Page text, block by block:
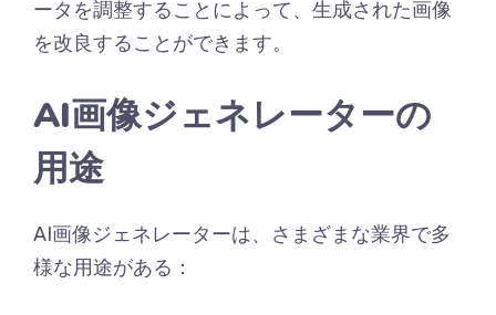
ータを調整することによって、生成された画像
を改良することができます。
AI画像ジェネレーターの
用途
AI画像ジェネレーターは、さまざまな業界で多
様な用途がある：